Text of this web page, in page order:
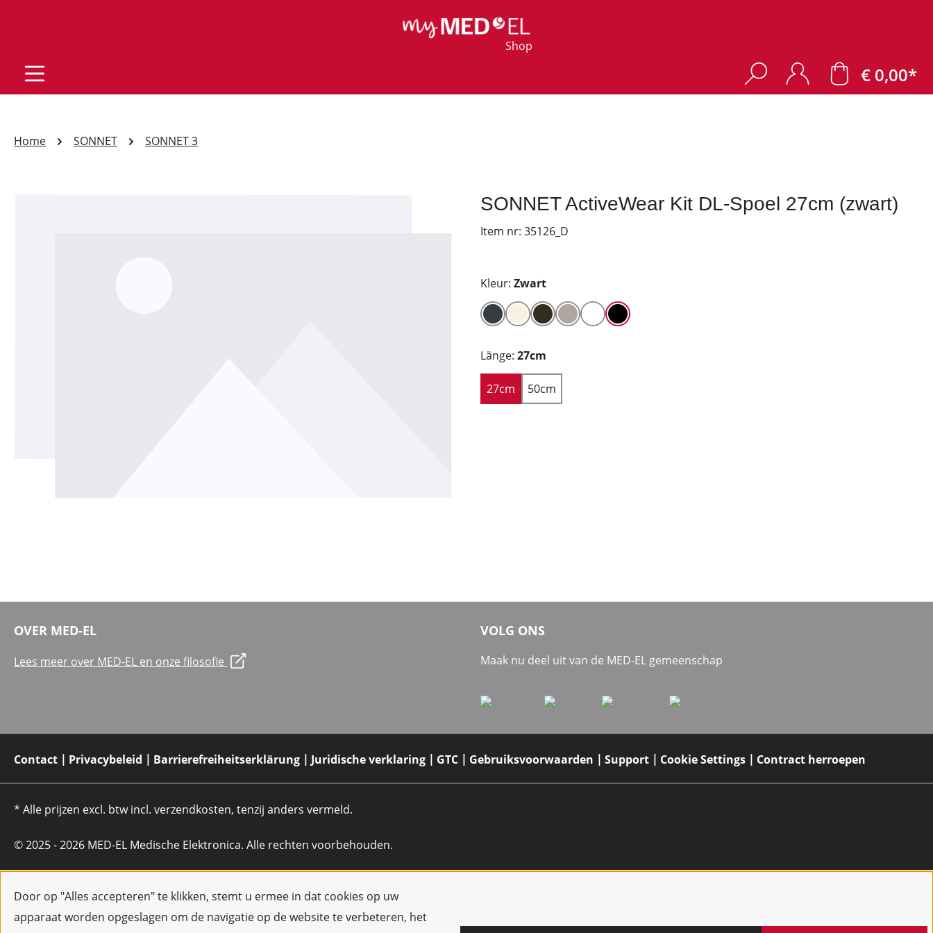
Door op "Alles accepteren" te klikken, stemt u ermee in dat cookies op uw
apparaat worden opgeslagen om de navigatie op de website te verbeteren, het
Shop
€ 0,00*
Home SONNET SONNET 3
SONNET ActiveWear Kit DL-Spoel 27cm (zwart)
Item nr: 35126_D
Kleur: Zwart
Länge: 27cm
27cm 50cm
OVER MED-EL
Lees meer over MED-EL en onze filosofie
VOLG ONS
Maak nu deel uit van de MED-EL gemeenschap
Contact Privacybeleid Barrierefreiheitserklärung Juridische verklaring GTC Gebruiksvoorwaarden Support Cookie Settings Contract herroepen
* Alle prijzen excl. btw incl. verzendkosten, tenzij anders vermeld.
© 2025 - 2026 MED-EL Medische Elektronica. Alle rechten voorbehouden.